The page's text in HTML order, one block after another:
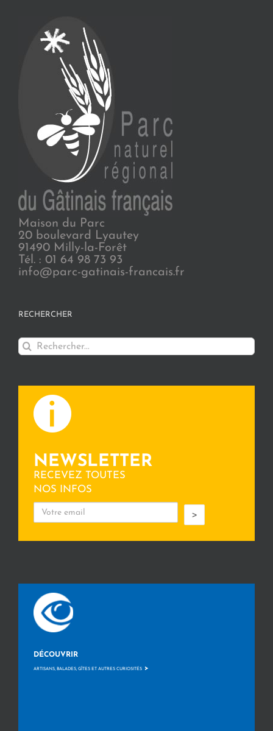
Maison du Parc
20 boulevard Lyautey
91490 Milly-la-Forêt
Tél. : 01 64 98 73 93
info@parc-gatinais-francais.fr
RECHERCHER
Rechercher:
NEWSLETTER
RECEVEZ TOUTES
NOS INFOS
>
DÉCOUVRIR
ARTISANS, BALADES, GÎTES ET AUTRES CURIOSITÉS >